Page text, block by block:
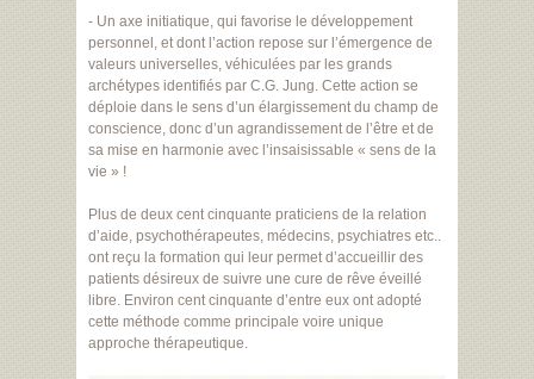
- Un axe initiatique, qui favorise le développement
personnel, et dont l’action repose sur l’émergence de
valeurs universelles, véhiculées par les grands
archétypes identifiés par C.G. Jung. Cette action se
déploie dans le sens d’un élargissement du champ de
conscience, donc d’un agrandissement de l’être et de
sa mise en harmonie avec l’insaisissable « sens de la
vie » !
Plus de deux cent cinquante praticiens de la relation
d’aide, psychothérapeutes, médecins, psychiatres etc..
ont reçu la formation qui leur permet d’accueillir des
patients désireux de suivre une cure de rêve éveillé
libre. Environ cent cinquante d’entre eux ont adopté
cette méthode comme principale voire unique
approche thérapeutique.